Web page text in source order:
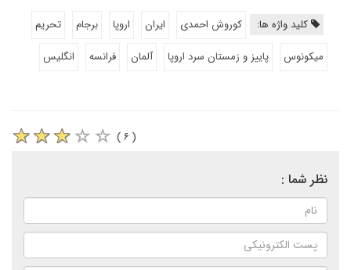
کلید واژه ها: کوروش احمدی ایران اروپا برجام
تحریم
میکونوس
پاییز و زمستان سرد اروپا آلمان فرانسه انگلیس
( ۶ )
نظر شما :